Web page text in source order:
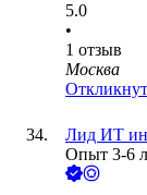
5.0
•
1 отзыв
Москва
Лид ИТ
Опыт 3-6